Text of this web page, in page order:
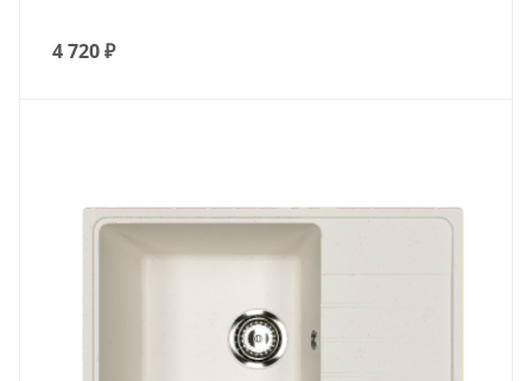
4 720₽